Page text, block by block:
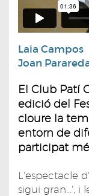
Laia Campos
Joan
El Club Patí
edició del
cloure la
entorn de
participat
L'espectacle
sigui gran...', i